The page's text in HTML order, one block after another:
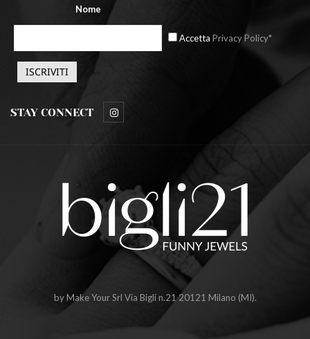
Nome
Accetta Privacy Policy*
STAY CONNECT
by Make Your Srl Via Bigli n.21 20121 Milano (MI).